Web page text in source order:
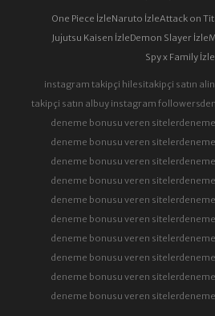
One Piece İzleNaruto İzleAttack on
Jujutsu Kaisen İzleDemon Slayer İzle
Spy x Family İzle
instagram takipçi hilesitakipçi satın al
takipçi satın albuy instagram followers
deneme bonusu veren siteler
deneme bonusu veren siteler
deneme bonusu veren siteler
deneme bonusu veren siteler
deneme bonusu veren siteler
deneme bonusu veren siteler
deneme bonusu veren siteler
deneme bonusu veren siteler
deneme bonusu veren siteler
deneme bonusu veren siteler